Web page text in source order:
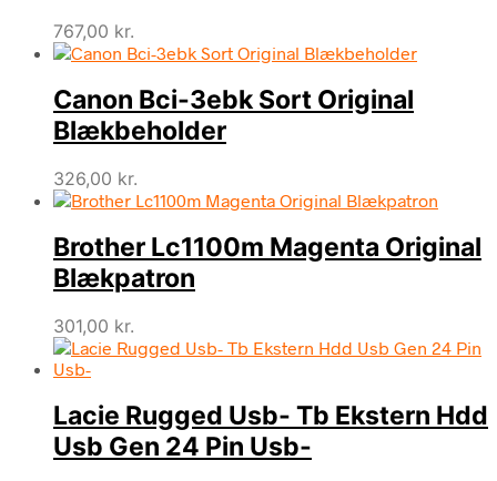
767,00 kr.
Canon Bci-3ebk Sort Original
Blækbeholder
326,00 kr.
Brother Lc1100m Magenta Original
Blækpatron
301,00 kr.
Lacie Rugged Usb- Tb Ekstern Hdd
Usb Gen 24 Pin Usb-